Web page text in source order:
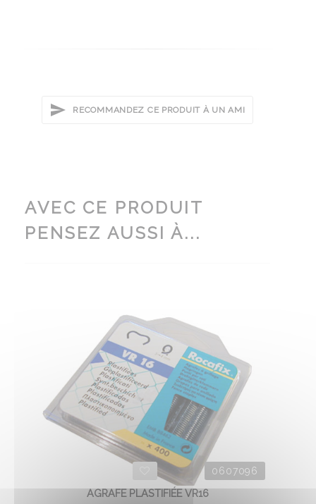
RECOMMANDEZ CE PRODUIT À UN AMI
AVEC CE PRODUIT
PENSEZ AUSSI À...
0607096
AGRAFE PLASTIFIÉE VR16